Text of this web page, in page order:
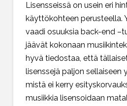
Lisensseissä on usein eri
käyttökohteen perusteella.
vaadi osuuksia back-end
jäävät kokonaan
hyvä tiedostaa, että
lisenssejä paljon sellaiseen
mistä ei kerry
musiikkia lisensoidaan